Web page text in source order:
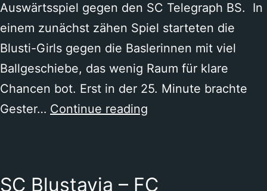
Auswärtsspiel gegen den SC Telegraph BS. In
einem zunächst zähen Spiel starteten die
Blusti-Girls gegen die Baslerinnen mit viel
Ballgeschiebe, das wenig Raum für klare
Chancen bot. Erst in der 25. Minute brachte
Gester… Continue reading
SC Blustavia – FC